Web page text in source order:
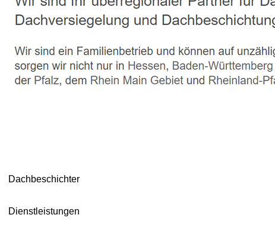
Dachbeschichter
Dienstleistungen